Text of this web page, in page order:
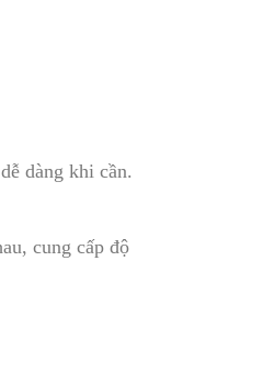
dàng khi cần.
cung cấp độ